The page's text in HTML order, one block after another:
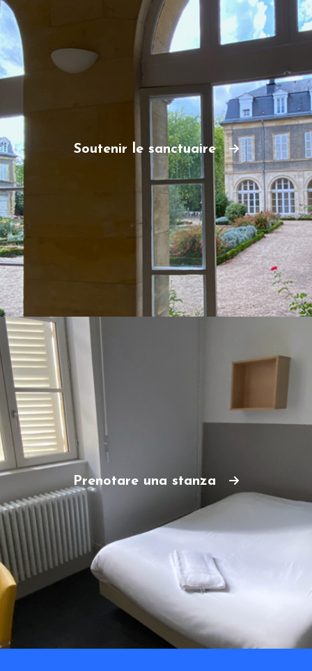
Soutenir le sanctuaire
Prenotare una stanza